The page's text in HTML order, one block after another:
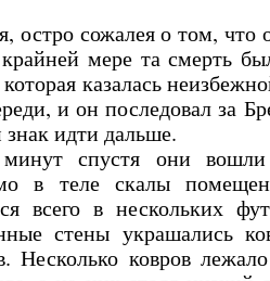
сожалея о том, что
мере та смерть
казалась
и он последовал за
идти дальше.
спустя они вошли
в теле скалы
всего в нескольких
стены украшались
Несколько ковров